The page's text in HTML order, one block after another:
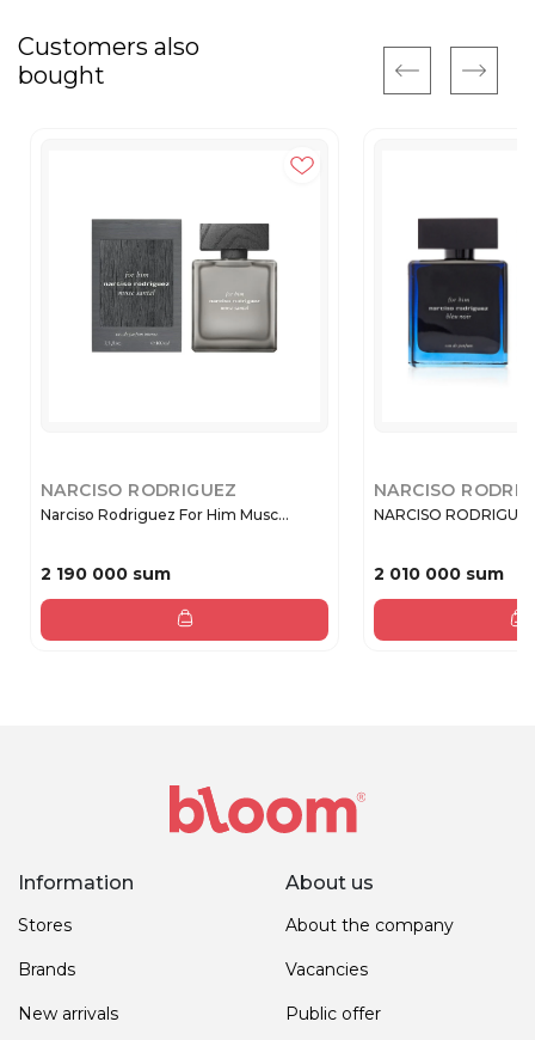
Customers also
bought
NARCISO RODRIGUEZ
Narciso Rodriguez For Him Musc...
2 190 000 sum
NARCISO
NARCISO
2 010 000 sum
Information
Stores
Brands
New arrivals
About us
About the company
Vacancies
Public offer